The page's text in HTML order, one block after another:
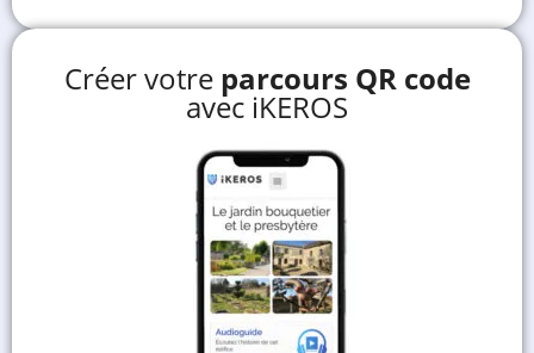
Créer votre parcours QR code
avec iKEROS